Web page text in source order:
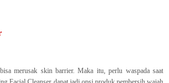
merusak skin barrier. Maka itu, perlu waspada saat